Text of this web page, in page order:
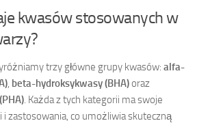
kwasów stosowanych w
trzy główne grupy kwasów: alfa-
, beta-hydroksykwasy (BHA)oraz
. Każda z tych kategorii ma swoje
i zastosowania, co umożliwia skuteczną